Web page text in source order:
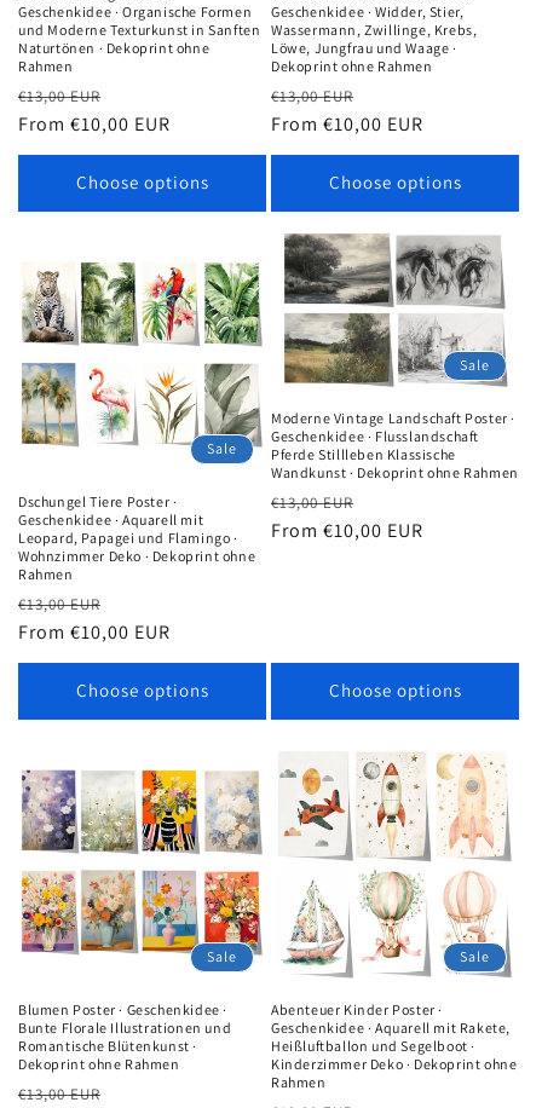
Geschenkidee · Organische Formen
und Moderne Texturkunst in Sanften
Naturtönen · Dekoprint ohne
Rahmen
Regular
price
€13,00 EUR
price
From €10,00 EUR
Choose options
Geschenkidee · Widder, Stier,
Wassermann, Zwillinge, Krebs,
Löwe, Jungfrau und Waage ·
Dekoprint ohne Rahmen
Regular
price
€13,00 EUR
price
From €10,00 EUR
Choose options
Sale
Dschungel Tiere Poster ·
Geschenkidee · Aquarell mit
Leopard, Papagei und Flamingo ·
Wohnzimmer Deko · Dekoprint ohne
Rahmen
Regular
price
€13,00 EUR
price
From €10,00 EUR
Choose options
Sale
Moderne Vintage Landschaft Poster ·
Geschenkidee · Flusslandschaft
Pferde Stillleben Klassische
Wandkunst · Dekoprint ohne Rahmen
Regular
price
€13,00 EUR
price
From €10,00 EUR
Choose options
Sale
Blumen Poster · Geschenkidee ·
Bunte Florale Illustrationen und
Romantische Blütenkunst ·
Dekoprint ohne Rahmen
Regular
€13,00 EUR
Sale
Abenteuer Kinder Poster ·
Geschenkidee · Aquarell mit Rakete,
Heißluftballon und Segelboot ·
Kinderzimmer Deko · Dekoprint ohne
Rahmen